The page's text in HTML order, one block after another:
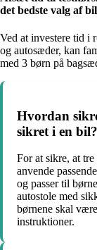
det bedste valg af
Ved at investere tid i
og autosæder, kan
med 3 børn på
Hvordan
sikret i en bil?
For at sikre, at
anvende
og passer til
autostole med
børnene skal
instruktioner.